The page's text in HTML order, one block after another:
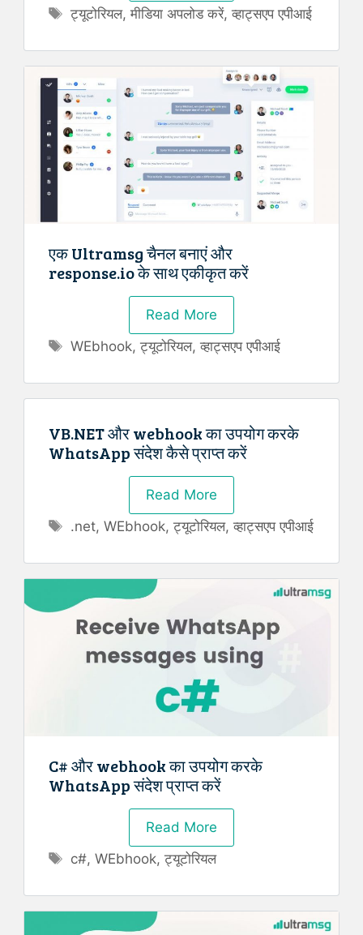
Tags
ट्यूटोरियल,मीडिया अपलोड करें,व्हाट्सएप एपीआई
एक Ultramsg चैनल बनाएं और
response.io के साथ एकीकृत करें
Read More
Tags
WEbhook,ट्यूटोरियल,व्हाट्सएप एपीआई
VB.NET और webhook का उपयोग करके
WhatsApp संदेश कैसे प्राप्त करें
Read More
Tags
.net,WEbhook,ट्यूटोरियल,व्हाट्सएप एपीआई
C# और webhook का उपयोग करके
WhatsApp संदेश प्राप्त करें
Read More
Tags
c#,WEbhook,ट्यूटोरियल